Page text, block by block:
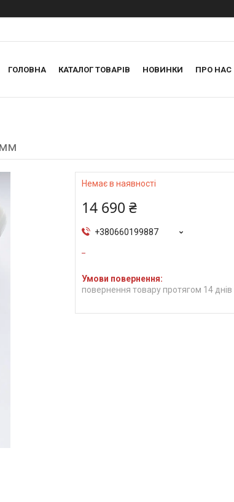
ГОЛОВНА КАТАЛОГ ТОВАРІВ НОВИНКИ ПРО НАС
Немає в наявності
14 690 ₴
+380660199887
повернення товару протягом 14 днів